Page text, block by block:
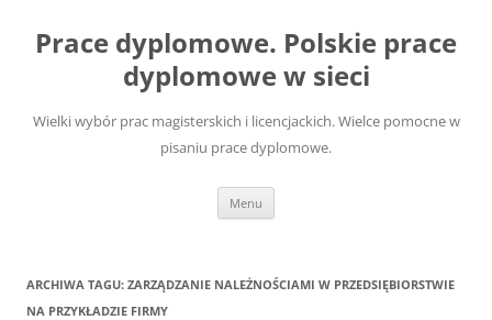
treści
Prace dyplomowe. Polskie prace
dyplomowe w sieci
Wielki wybór prac magisterskich i licencjackich. Wielce pomocne w
pisaniu prace dyplomowe.
Menu
ARCHIWA TAGU: ZARZĄDZANIE NALEŻNOŚCIAMI W PRZEDSIĘBIORSTWIE
NA PRZYKŁADZIE FIRMY